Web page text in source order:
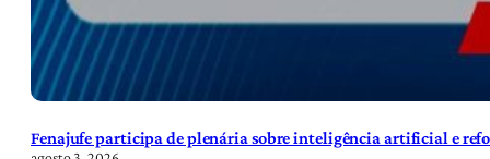
Fenajufe participa de plenária sobre inteligência artificial e